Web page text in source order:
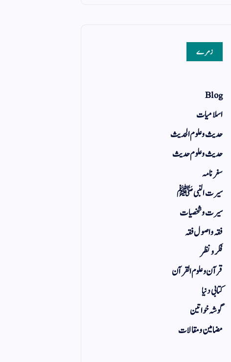
زمرے
Blog
اسلامیات
حدیث و علوم الحدیث
حدیث و علوم حدیث
سفر نامہ
سیرت النبی ﷺ
سیرت و شخصیات
فقہ و اصول فقہ
فکر و نظر
قرآن و علوم القرآن
کتابی دنیا
گوشہ خواتین
مضامین و مقالات